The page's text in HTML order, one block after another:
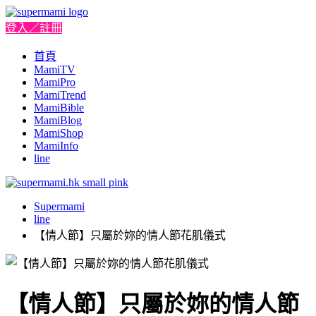
登入／註冊
首頁
MamiTV
MamiPro
MamiTrend
MamiBible
MamiBlog
MamiShop
MamiInfo
line
Supermami
line
【情人節】只屬於妳的情人節花肌儀式
【情人節】只屬於妳的情人節